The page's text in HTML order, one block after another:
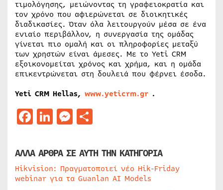
τιμολόγησης, μειώνοντας τη γραφειοκρατία και
τον χρόνο που αφιερώνεται σε διοικητικές
διαδικασίες. Όταν όλα λειτουργούν μέσα σε ένα
ενιαίο περιβάλλον, η συνεργασία της ομάδας
γίνεται πιο ομαλή και οι πληροφορίες μεταξύ
των χρηστών είναι άμεσες. Με το Yeti CRM
εξοικονομείται χρόνος και χρήμα, και η ομάδα
επικεντρώνεται στη δουλειά που φέρνει έσοδα.
Yeti CRM Hellas, www.yeticrm.gr .
Facebook
LinkedIn
Messenger
ΑΛΛΑ ΑΡΘΡΑ ΣΕ ΑΥΤΗ ΤΗΝ ΚΑΤΗΓΟΡΙΑ
Hikvision: Πραγματοποιεί νέο Hik-Friday
webinar για τα Guanlan AI Models